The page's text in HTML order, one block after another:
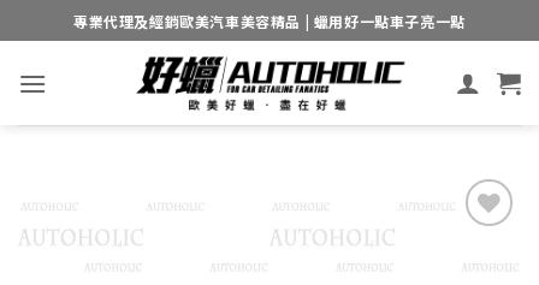
to
content
專業代理及經銷歐美汽車美容精品 | 蠟用好一點車子亮一點
wishlist